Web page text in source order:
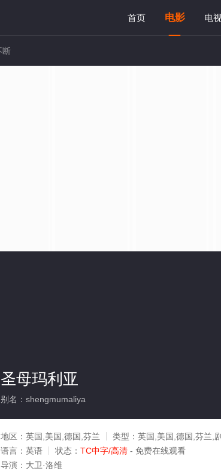
首页 电影 电
圣母玛利亚
别名：shengmumaliya
地区： 英国,美国,德国,芬兰 类型： 英国,美国,德国,芬兰,
语言： 英语 状态： TC中字/高清 - 免费在线观看
导演： 大卫·洛维